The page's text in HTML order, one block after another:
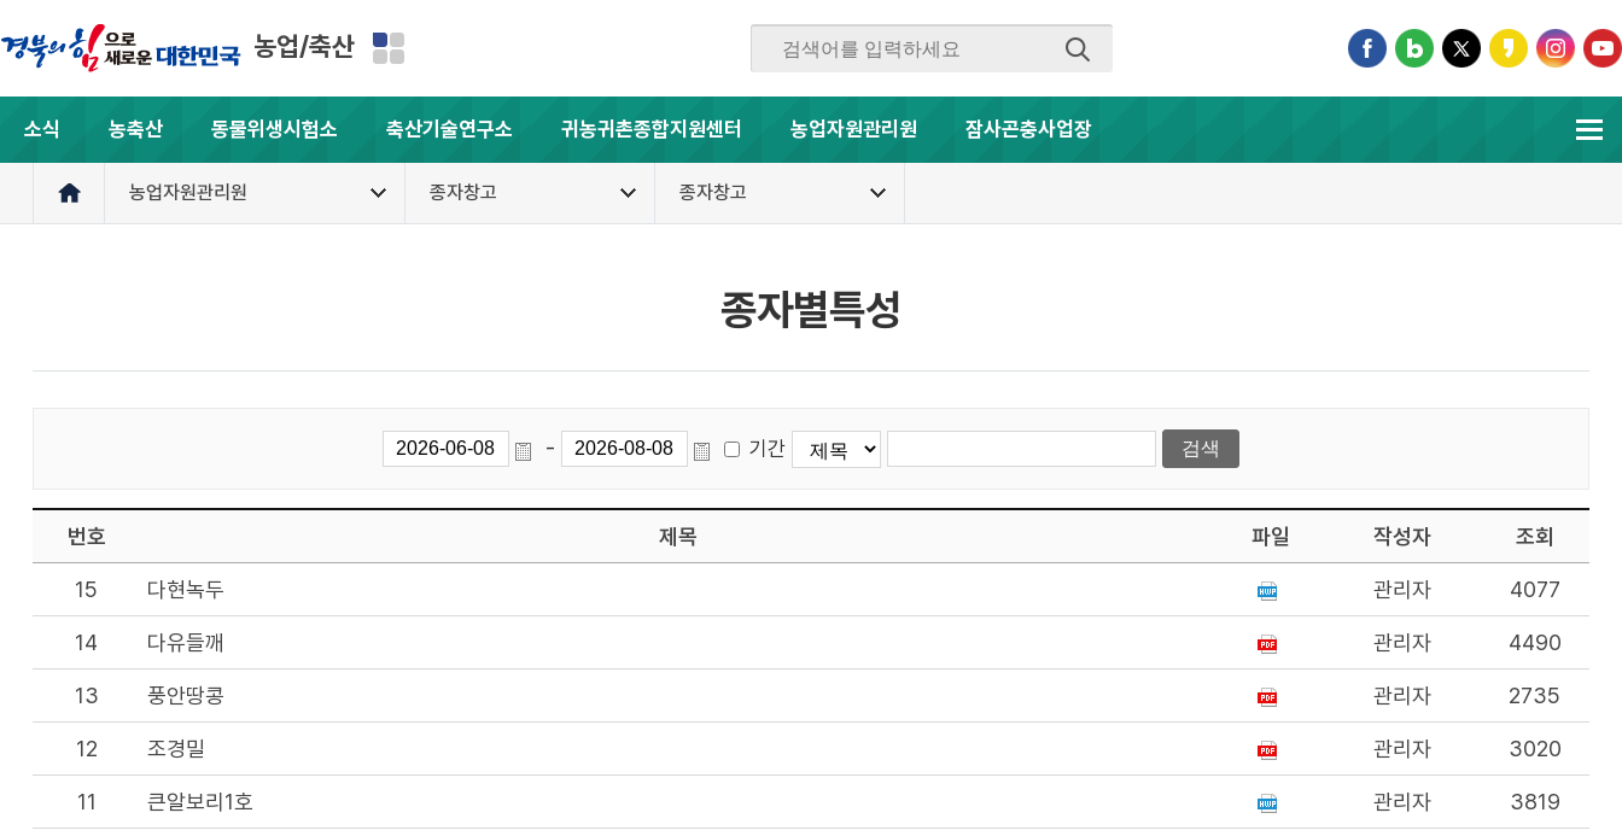
농업/축산
소식 농축산 동물위생시험소 축산기술연구소 귀농귀촌종합지원센터 농업자원관리원 잠사곤충사업장
농업자원관리원 종자창고 종자창고
종자별특성
- 기간
번호 제목 파일 작성자 조회
15 다현녹두 관리자 4077
14 다유들깨 관리자 4490
13 풍안땅콩 관리자 2735
12 조경밀 관리자 3020
11 큰알보리1호 관리자 3819